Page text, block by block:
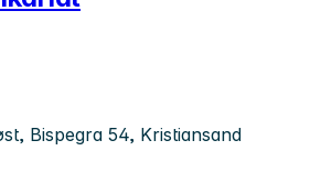
Bispegra 54, Kristiansand